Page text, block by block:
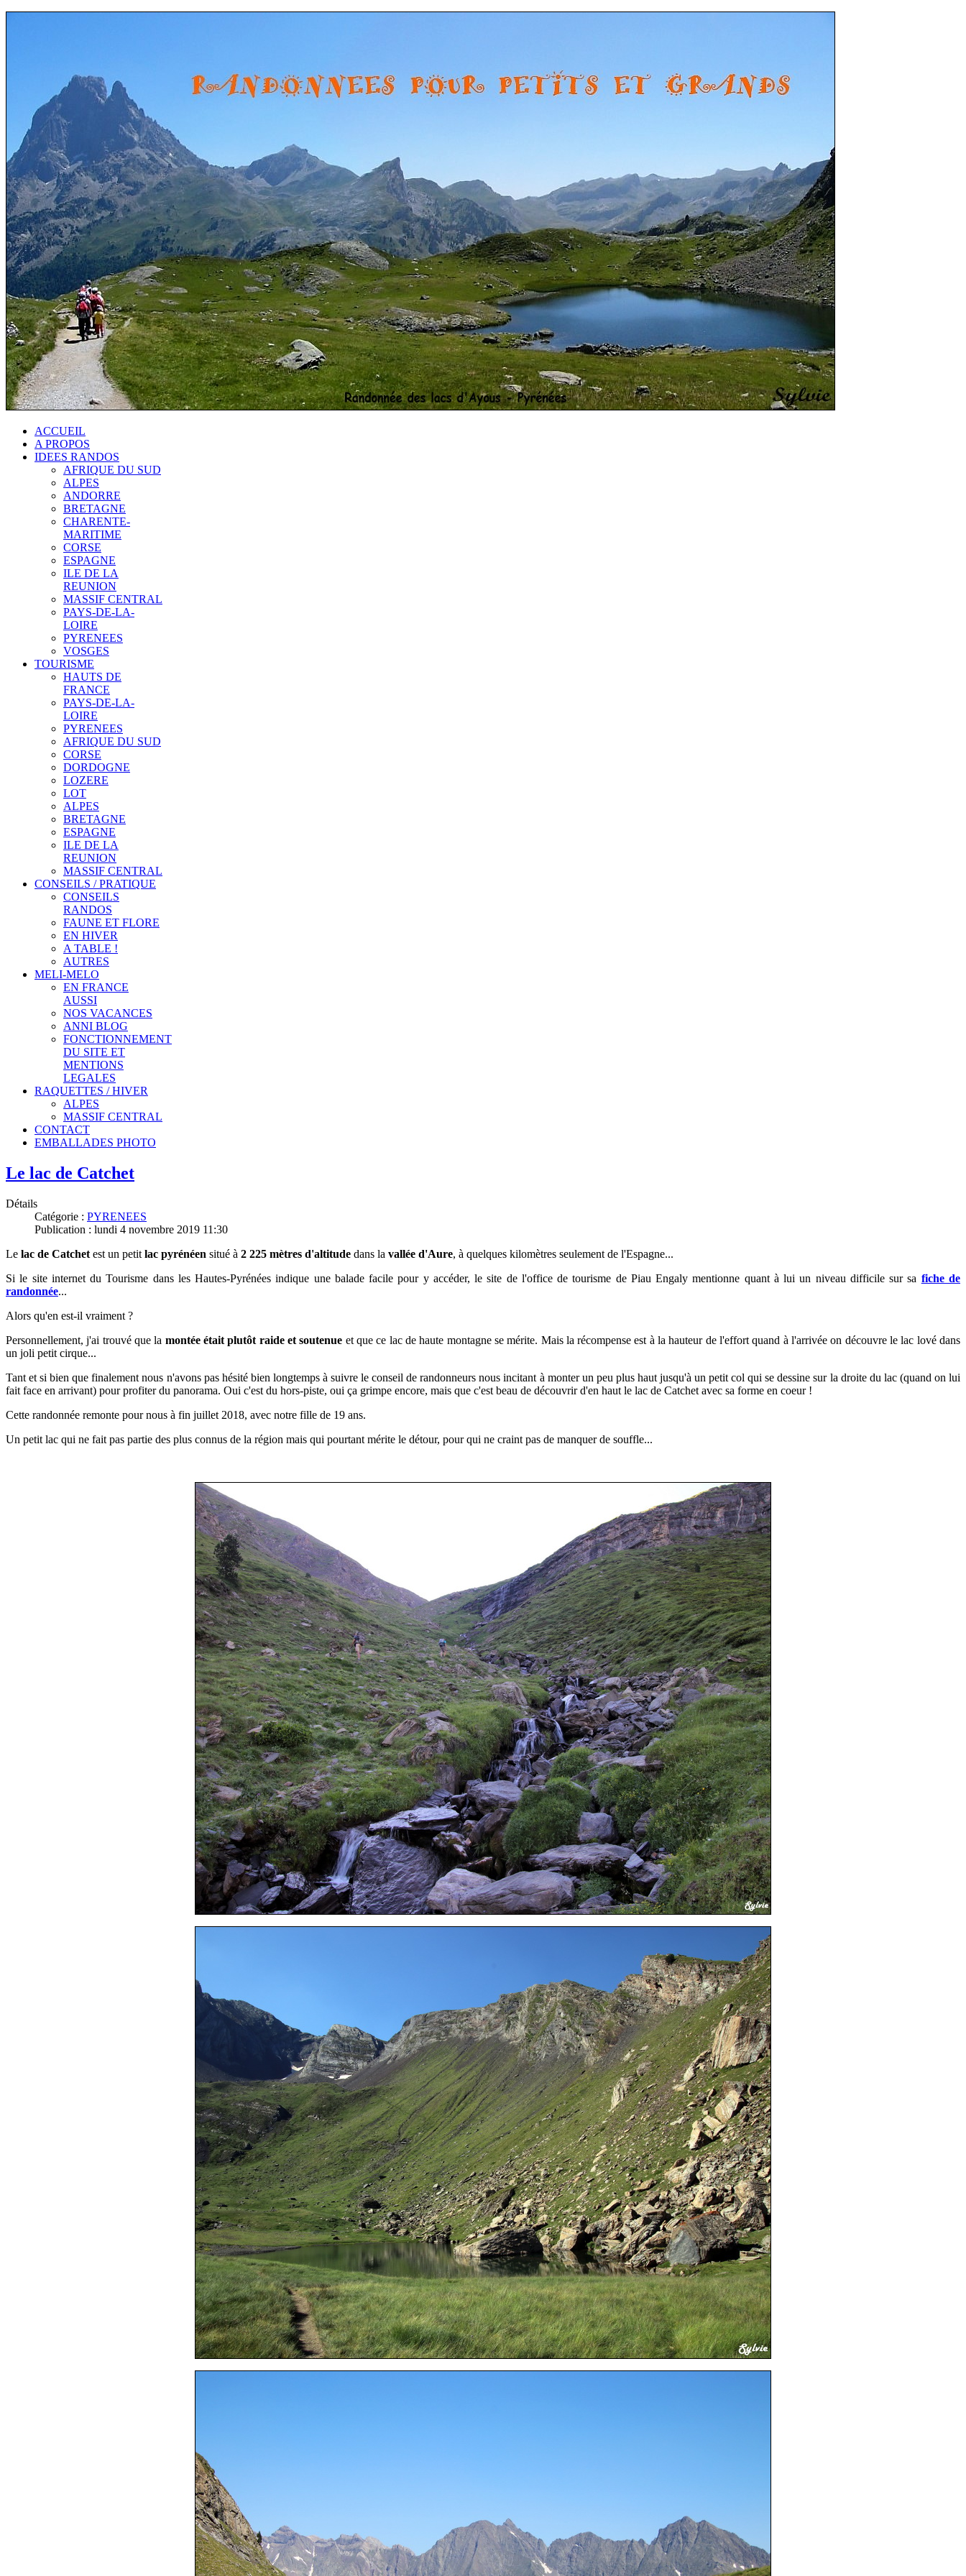
ACCUEIL
A PROPOS
IDEES RANDOS
AFRIQUE DU SUD
ALPES
ANDORRE
BRETAGNE
CHARENTE-
MARITIME
CORSE
ESPAGNE
ILE DE LA
REUNION
MASSIF CENTRAL
PAYS-DE-LA-
LOIRE
PYRENEES
VOSGES
TOURISME
HAUTS DE
FRANCE
PAYS-DE-LA-
LOIRE
PYRENEES
AFRIQUE DU SUD
CORSE
DORDOGNE
LOZERE
LOT
ALPES
BRETAGNE
ESPAGNE
ILE DE LA
REUNION
MASSIF CENTRAL
CONSEILS / PRATIQUE
CONSEILS
RANDOS
FAUNE ET FLORE
EN HIVER
A TABLE !
AUTRES
MELI-MELO
EN FRANCE
AUSSI
NOS VACANCES
ANNI BLOG
FONCTIONNEMENT
DU SITE ET
MENTIONS
LEGALES
RAQUETTES / HIVER
ALPES
MASSIF CENTRAL
CONTACT
EMBALLADES PHOTO
Le lac de Catchet
Détails
Catégorie : PYRENEES
Publication : lundi 4 novembre 2019 11:30
Le lac de Catchet est un petit lac pyrénéen situé à 2 225 mètres d'altitude dans la vallée d'Aure, à quelques kilomètres seulement de l'Espagne...
Si le site internet du Tourisme dans les Hautes-Pyrénées indique une balade facile pour y accéder, le site de l'office de tourisme de Piau Engaly mentionne quant à lui un niveau difficile sur sa fiche de
randonnée...
Alors qu'en est-il vraiment ?
Personnellement, j'ai trouvé que la montée était plutôt raide et soutenue et que ce lac dehaute montagne se mérite. Mais la récompense est à la hauteur de l'effort quand à l'arrivée on découvre le lac lové dans
un joli petit cirque...
Tant et si bien que finalement nous n'avons pas hésité bien longtemps à suivre le conseil de randonneurs nous incitant à monter un peu plus haut jusqu'à un petit col qui se dessine sur la droite du lac (quand on lui
fait face en arrivant) pour profiter du panorama. Oui c'est du hors-piste, oui ça grimpe encore, mais que c'est beau de découvrir d'en haut le lac de Catchet avec sa forme en coeur !
Cette randonnée remonte pour nous à fin juillet 2018, avec notre fille de 19 ans.
Un petit lac qui ne fait pas partie des plus connus de la région mais qui pourtant mérite le détour, pour qui ne craint pas de manquer de souffle...